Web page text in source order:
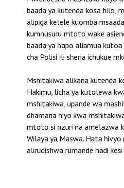
baada ya kutenda kosa hilo,
alipiga kelele kuomba
kumnusuru mtoto wake
baada ya hapo aliamua
cha Polisi ili sheria ichukue
Mshitakiwa alikana kutenda
Hakimu, licha ya kutolewa
mshitakiwa, upande wa
dhamana hiyo kwa
mtoto si nzuri na amelazwa
Wilaya ya Maswa. Hata
alirudishwa rumande hadi